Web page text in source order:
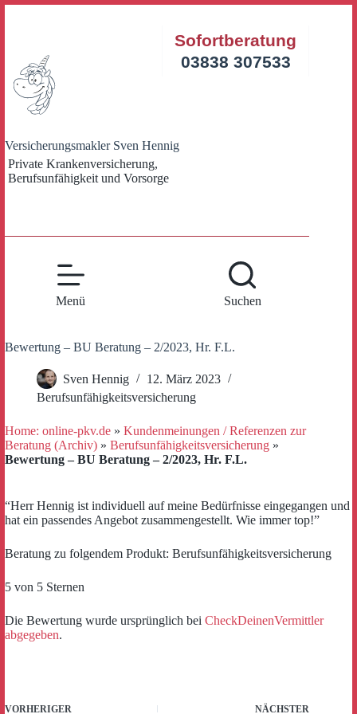
Versicherungsmakler Sven Hennig
Private Krankenversicherung,
Berufsunfähigkeit und Vorsorge
Sofortberatung
03838 307533
Menü Suchen
Bewertung – BU Beratung – 2/2023, Hr. F.L.
Sven Hennig
12. März 2023
Berufsunfähigkeitsversicherung
Home: online-pkv.de » Kundenmeinungen / Referenzen zur
Beratung (Archiv) » Berufsunfähigkeitsversicherung »
Bewertung – BU Beratung – 2/2023, Hr. F.L.
“Herr Hennig ist individuell auf meine Bedürfnisse eingegangen und
hat ein passendes Angebot zusammengestellt. Wie immer top!”
Beratung zu folgendem Produkt: Berufsunfähigkeitsversicherung
5 von 5 Sternen
Die Bewertung wurde ursprünglich bei CheckDeinenVermittler
abgegeben.
VORHERIGER NÄCHSTER